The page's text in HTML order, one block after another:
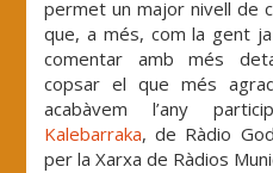
permet un major nivell de
que, a més, com la gent
comentar amb més
copsar el que més
acabàvem l’any
Kalebarraka, de Ràdio
per la Xarxa de Ràdios